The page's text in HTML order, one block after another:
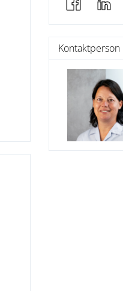
Kontaktperson